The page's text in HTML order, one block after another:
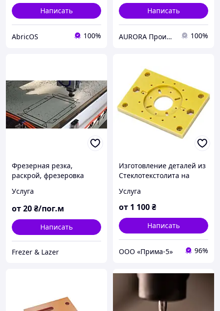
Написать
AbricOS 100%
Написать
AURORA Производственная компания 100%
Фрезерная резка,
раскрой, фрезеровка
Услуга
от20₴/пог.м
Написать
Frezer & Lazer
Изготовление деталей из
Стеклотекстолита на
Услуга
от 1 100₴
Написать
ООО «Прима-5» 96%